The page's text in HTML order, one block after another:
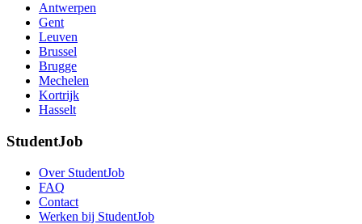
Antwerpen
Gent
Leuven
Brussel
Brugge
Mechelen
Kortrijk
Hasselt
StudentJob
Over StudentJob
FAQ
Contact
Werken bij StudentJob